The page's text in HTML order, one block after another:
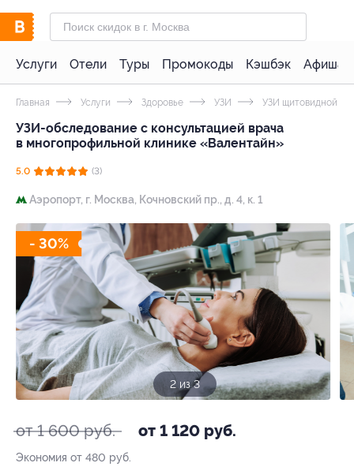
Услуги Отели Туры Промокоды Кэшбэк Афиша
Главная Услуги Здоровье УЗИ УЗИ щитовидной
УЗИ-обследование с консультацией врача
в многопрофильной клинике «Валентайн»
5.0 (3)
Аэропорт, г. Москва, Кочновский пр., д. 4, к. 1
- 30%
3 из 3
от 1 600 руб. от 1 120 руб.
Экономия от 480 руб.